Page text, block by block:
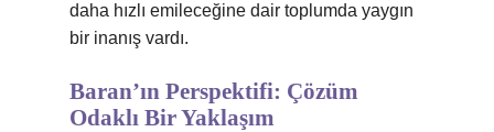
daha hızlı emileceğine dair toplumda yaygın
bir inanış vardı.
Baran’ın Perspektifi: Çözüm
Odaklı Bir Yaklaşım